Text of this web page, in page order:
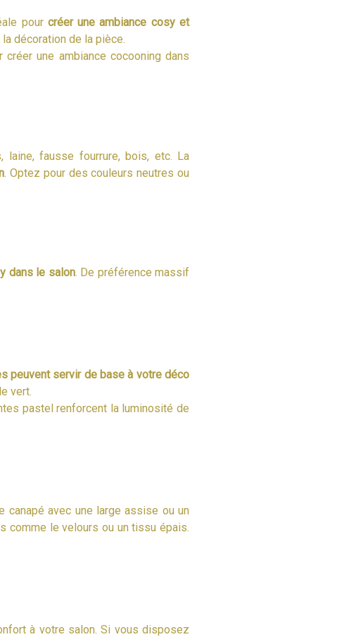
pourcréer une ambiance cosy et
décoration de la pièce.
créer une ambiance cocooning dans
laine, fausse fourrure, bois, etc. La
. Optez pour des couleurs neutres ou
dans le salon. De préférence massif
peuvent servir de base à votre déco
vert.
pastel renforcent la luminosité de
avec une large assise ou un
comme le velours ou un tissu épais.
à votre salon. Si vous disposez